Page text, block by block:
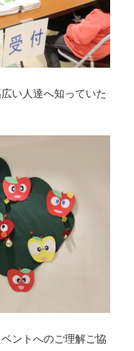
い人達へ知っていた
ントへのご理解ご協